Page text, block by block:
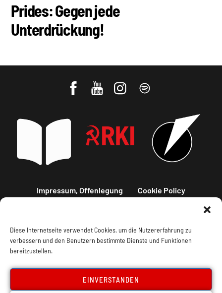
Diese Internetseite verwendet Cookies, um die Nutzererfahrung zu
verbessern und den Benutzern bestimmte Dienste und Funktionen
bereitzustellen.
EINVERSTANDEN
Prides: Gegen jede
Unterdrückung!
Impressum, Offenlegung Cookie Policy